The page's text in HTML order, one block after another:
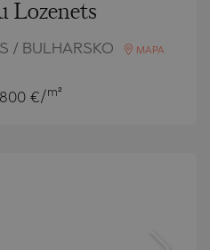
Lozenets
/ BULHARSKO MAPA
€/ m²